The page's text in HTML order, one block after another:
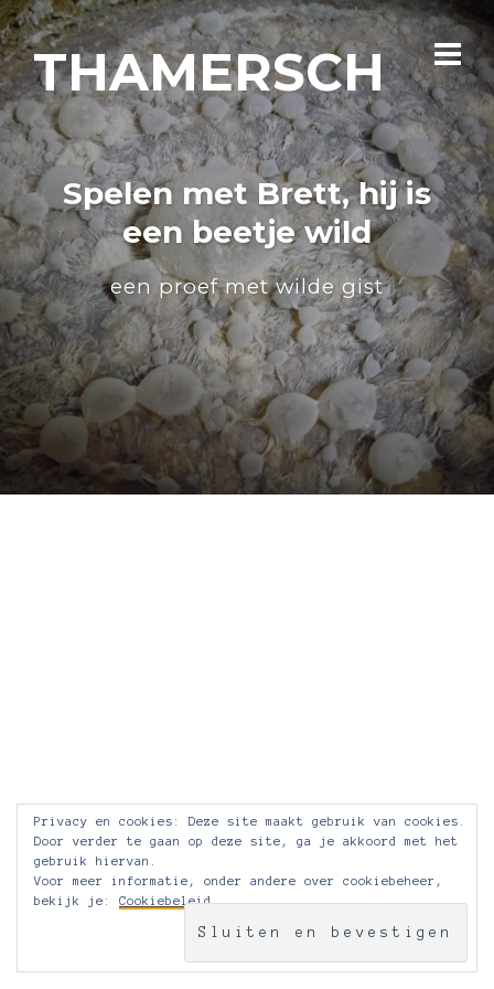
THAMERSCH
Spelen met Brett, hij is
een beetje wild
een proef met wilde gist
Privacy en cookies: Deze site maakt gebruik van cookies.
Door verder te gaan op deze site, ga je akkoord met het
gebruik hiervan.
Voor meer informatie, onder andere over cookiebeheer,
bekijk je: Cookiebeleid